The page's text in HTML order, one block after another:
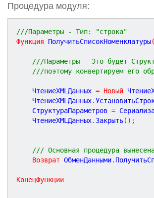
Процедура модуля:
///Параметры - Тип: "строка"
Функция
ПолучитьСписокНоменклатуры(
///Параметры - Это будет
///поэтому конвертируем его
	ЧтениеXMLДанных
= Новый
	ЧтениеXMLДанных
.
	СтруктураПараметров
=
	ЧтениеXMLДанных
. Закрыть( ) ;
/// Основная процедура
Возврат ОбменДанными.
КонецФункции